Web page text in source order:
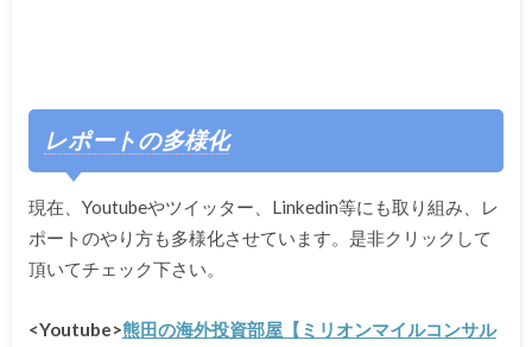
レポートの多様化
現在、Youtubeやツイッター、Linkedin等にも取り組み、レ
ポートのやり方も多様化させています。是非クリックして
頂いてチェック下さい。
<Youtube>熊田の海外投資部屋【ミリオンマイルコンサル